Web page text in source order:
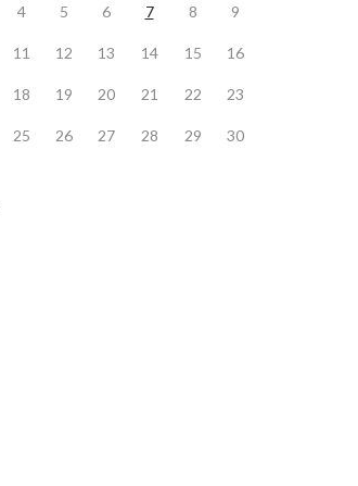
4 5 6 7 8 9
11 12 13 14 15 16
18 19 20 21 22 23
25 26 27 28 29 30